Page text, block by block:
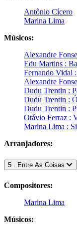
Antônio Cícero
Marina Lima
Músicos:
Alexandre
Edu Martins :
Fernando Vidal
Alexandre
Dudu Trentin :
Dudu Trentin :
Dudu Trentin :
Otávio Ferraz :
Marina Lima :
Arranjadores:
5 . Entre As Coisas
Compositores:
Marina Lima
Músicos: